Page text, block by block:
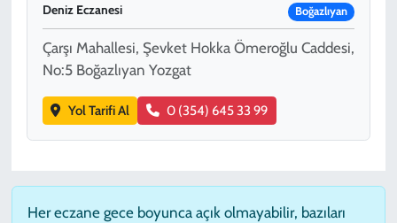
Deniz Eczanesi Boğazlıyan
Çarşı Mahallesi, Şevket Hokka Ömeroğlu Caddesi,
No:5 Boğazlıyan Yozgat
Yol Tarifi Al 0 (354) 645 33 99
Her eczane gece boyunca açık olmayabilir, bazıları